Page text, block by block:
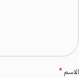
الاسم*